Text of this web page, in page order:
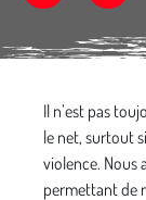
Il n’est pas
le net, surtout
violence. Nous
permettant de